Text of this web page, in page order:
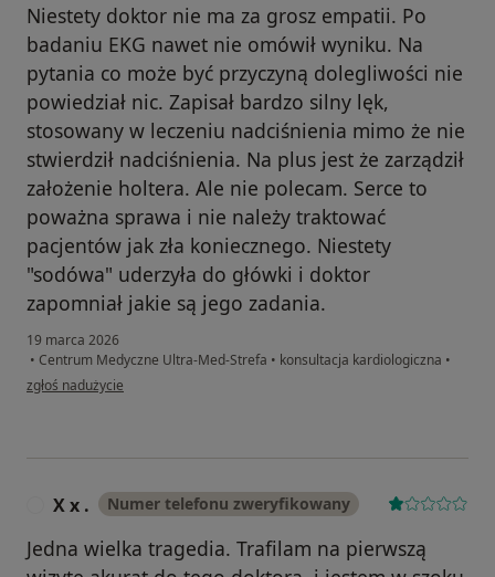
Niestety doktor nie ma za grosz empatii. Po
badaniu EKG nawet nie omówił wyniku. Na
pytania co może być przyczyną dolegliwości nie
powiedział nic. Zapisał bardzo silny lęk,
stosowany w leczeniu nadciśnienia mimo że nie
stwierdził nadciśnienia. Na plus jest że zarządził
założenie holtera. Ale nie polecam. Serce to
poważna sprawa i nie należy traktować
pacjentów jak zła koniecznego. Niestety
"sodówa" uderzyła do główki i doktor
zapomniał jakie są jego zadania.
19 marca 2026
• Centrum Medyczne Ultra-Med-Strefa • konsultacja kardiologiczna •
w opinii użytkownika ADT
zgłoś nadużycie
X x . Numer telefonu zweryfikowany
Jedna wielka tragedia. Trafilam na pierwszą